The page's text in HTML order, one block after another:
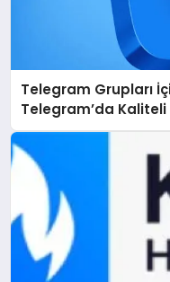
Telegram Grupları
Telegram’da Kaliteli